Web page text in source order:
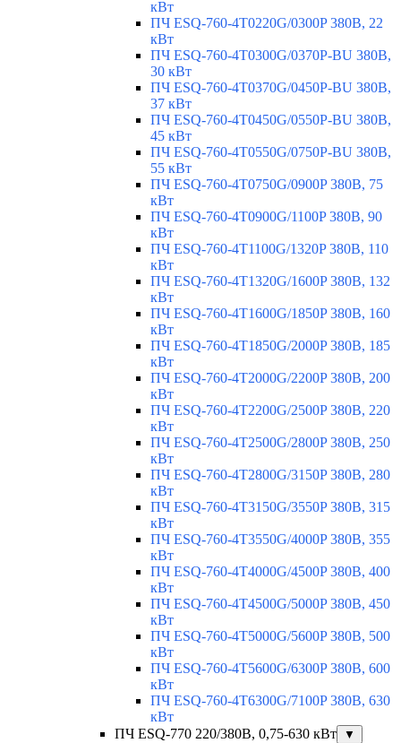
кВт
ПЧ ESQ-760-4T0220G/0300P 380В, 22
кВт
ПЧ ESQ-760-4T0300G/0370P-BU 380В,
30 кВт
ПЧ ESQ-760-4T0370G/0450P-BU 380В,
37 кВт
ПЧ ESQ-760-4T0450G/0550P-BU 380В,
45 кВт
ПЧ ESQ-760-4T0550G/0750P-BU 380В,
55 кВт
ПЧ ESQ-760-4T0750G/0900P 380В, 75
кВт
ПЧ ESQ-760-4T0900G/1100P 380В, 90
кВт
ПЧ ESQ-760-4T1100G/1320P 380В, 110
кВт
ПЧ ESQ-760-4T1320G/1600P 380В, 132
кВт
ПЧ ESQ-760-4T1600G/1850P 380В, 160
кВт
ПЧ ESQ-760-4T1850G/2000P 380В, 185
кВт
ПЧ ESQ-760-4T2000G/2200P 380В, 200
кВт
ПЧ ESQ-760-4T2200G/2500P 380В, 220
кВт
ПЧ ESQ-760-4T2500G/2800P 380В, 250
кВт
ПЧ ESQ-760-4T2800G/3150P 380В, 280
кВт
ПЧ ESQ-760-4T3150G/3550P 380В, 315
кВт
ПЧ ESQ-760-4T3550G/4000P 380В, 355
кВт
ПЧ ESQ-760-4T4000G/4500P 380В, 400
кВт
ПЧ ESQ-760-4T4500G/5000P 380В, 450
кВт
ПЧ ESQ-760-4T5000G/5600P 380В, 500
кВт
ПЧ ESQ-760-4T5600G/6300P 380В, 600
кВт
ПЧ ESQ-760-4T6300G/7100P 380В, 630
кВт
ПЧ ESQ-770 220/380В, 0,75-630 кВт
▼